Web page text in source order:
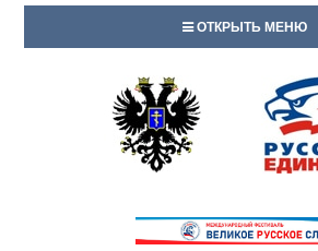
ОТКРЫТЬ МЕНЮ